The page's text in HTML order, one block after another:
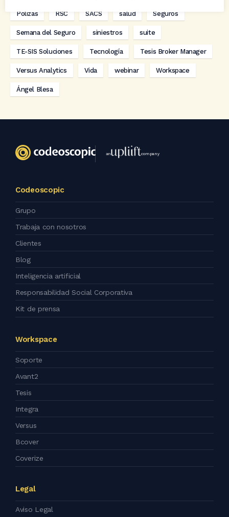
Pólizas RSC SACS salud Seguros
Semana del Seguro siniestros suite
TE-SIS Soluciones Tecnología Tesis Broker Manager
Versus Analytics Vida webinar Workspace
Ángel Blesa
an company
Codeoscopic
Grupo
Trabaja con nosotros
Clientes
Blog
Inteligencia artificial
Responsabilidad Social Corporativa
Kit de prensa
Workspace
Soporte
Avant2
Tesis
Integra
Versus
Bcover
Coverize
Legal
Aviso Legal